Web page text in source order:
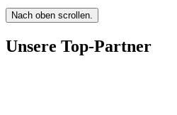
Nach oben scrollen.
Unsere Top-Partner